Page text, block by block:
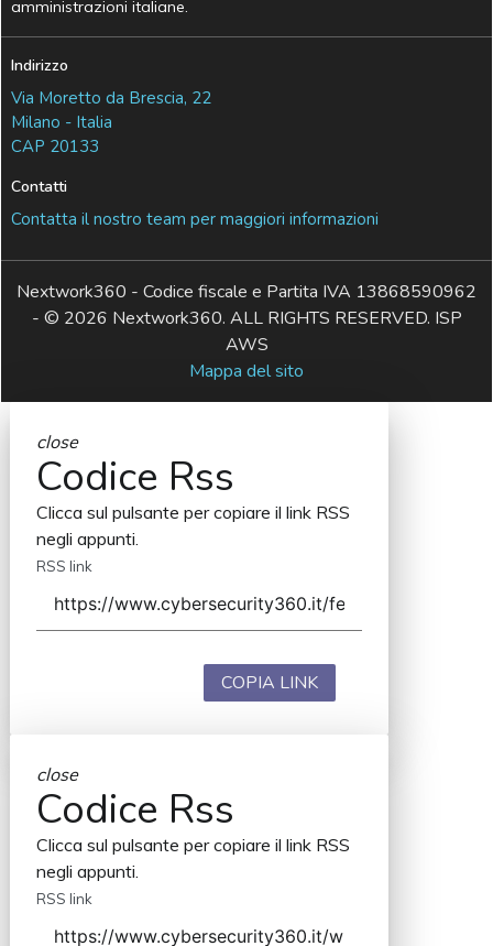
amministrazioni italiane.
Indirizzo
Via Moretto da Brescia, 22
Milano - Italia
CAP 20133
Contatti
Contatta il nostro team per maggiori informazioni
Nextwork360 - Codice fiscale e Partita IVA 13868590962
- © 2026 Nextwork360. ALL RIGHTS RESERVED. ISP
AWS
Mappa del sito
close
Codice Rss
Clicca sul pulsante per copiare il link RSS
negli appunti.
RSS link
COPIA LINK
close
Codice Rss
Clicca sul pulsante per copiare il link RSS
negli appunti.
RSS link